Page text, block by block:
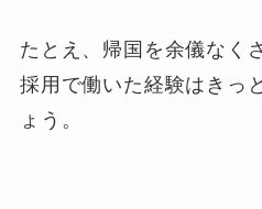
たとえ、帰国を余儀なく
採用で働いた経験はきっ
ょう。